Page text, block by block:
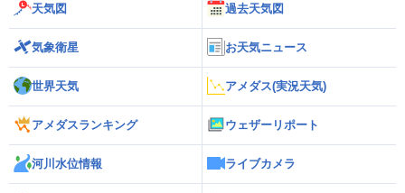
天気図 過去天気図
気象衛星 お天気ニュース
世界天気 アメダス(実況天気)
アメダスランキング ウェザーリポート
河川水位情報 ライブカメラ